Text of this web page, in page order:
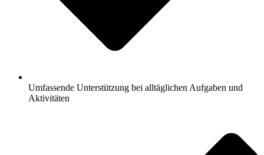
Umfassende Unterstützung bei alltäglichen Aufgaben und
Aktivitäten